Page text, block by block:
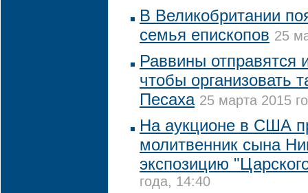
В Великобритании
семья епископов 25
Раввины
чтобы организовать
Песаха 25 марта 2015
На аукционе в США
молитвенник сына
экспозицию
года, 14:40